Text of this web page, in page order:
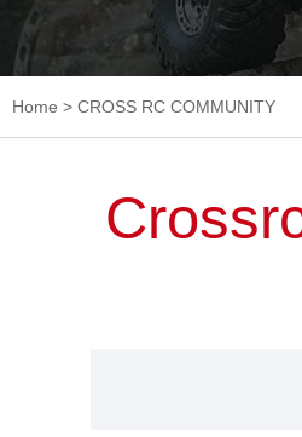
Home > CROSS RC COMMUNITY